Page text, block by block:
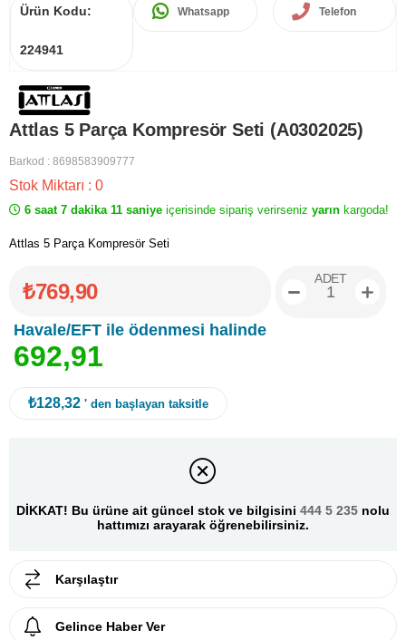
Ürün Kodu:
224941
Whatsapp Telefon
Attlas 5 Parça Kompresör Seti (A0302025)
Barkod : 8698583909777
Stok Miktarı : 0
6 saat 7 dakika 11 saniye içerisinde sipariş verirseniz yarın kargoda!
Attlas 5 Parça Kompresör Seti
₺769,90
Havale/EFT ile ödenmesi halinde
692,91
ADET
₺128,32 ' den başlayan taksitle
DİKKAT! Bu ürüne ait güncel stok ve bilgisini 444 5 235 nolu
hattımızı arayarak öğrenebilirsiniz.
Karşılaştır
Gelince Haber Ver